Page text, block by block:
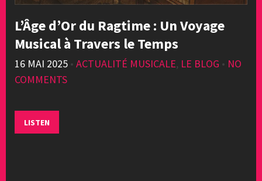
L’Âge d’Or du Ragtime : Un Voyage
Musical à Travers le Temps
16 MAI 2025 • ACTUALITÉ MUSICALE, LE BLOG • NO
COMMENTS
LISTEN